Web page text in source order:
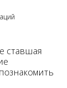
ставшая